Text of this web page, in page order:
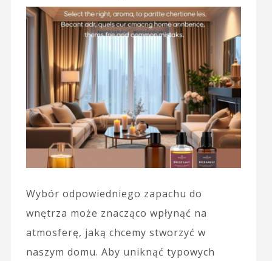
Wybór odpowiedniego zapachu do
wnętrza może znacząco wpłynąć na
atmosferę, jaką chcemy stworzyć w
naszym domu. Aby uniknąć typowych